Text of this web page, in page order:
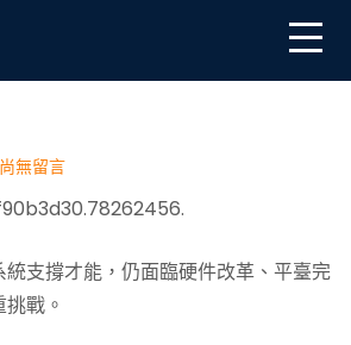
翻修設計動技術需求哪些衝破？
尚無留言
支撐才能，仍面臨硬件改革、平臺完
戰。